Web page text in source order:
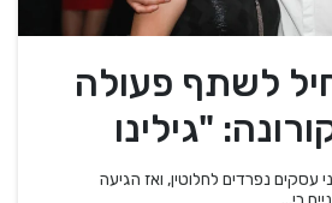
לשתף פעולה
"גילינו
משלימים"
עסקים נפרדים לחלוטין, ואז הגיעה